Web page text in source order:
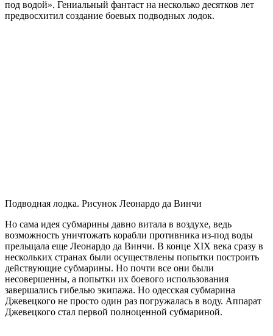
под водой». Гениальный фантаст на несколько десятков лет
предвосхитил создание боевых подводных лодок.
Подводная лодка. Рисунок Леонардо да Винчи
Но сама идея субмарины давно витала в воздухе, ведь
возможность уничтожать корабли противника из-под воды
прельщала еще Леонардо да Винчи. В конце ХIХ века сразу в
нескольких странах были осуществлены попытки построить
действующие субмарины. Но почти все они были
несовершенны, а попытки их боевого использования
завершались гибелью экипажа. Но одесская субмарина
Джевецкого не просто один раз погружалась в воду. Аппарат
Джевецкого стал первой полноценной субмариной.